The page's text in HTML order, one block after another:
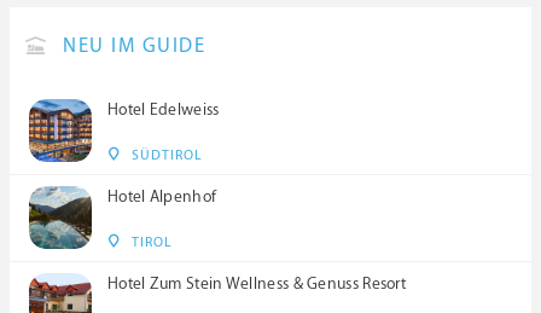
NEU IM GUIDE
Hotel Edelweiss
SÜDTIROL
Hotel Alpenhof
TIROL
Hotel Zum Stein Wellness & Genuss Resort